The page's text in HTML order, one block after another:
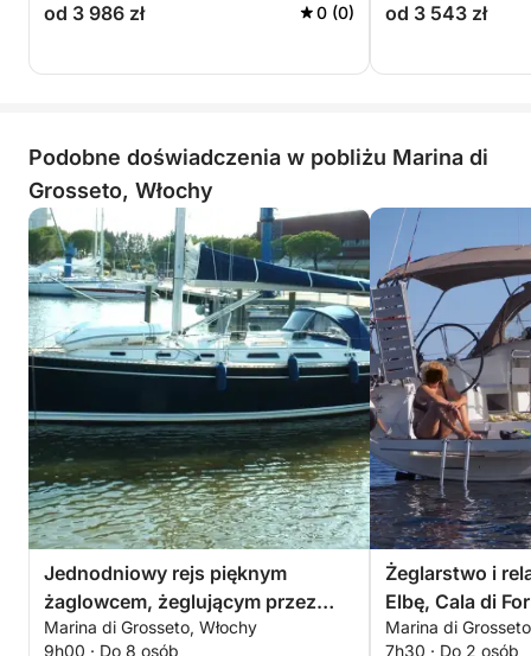
od 3 986 zł 0 (0) od 3 543 zł
Podobne doświadczenia w pobliżu Marina di
Grosseto, Włochy
Jednodniowy rejs pięknym
żaglowcem, żeglującym przez
serce toskańskiego archipelagu.
Marina di Grosseto, Włochy
9h00 · Do 8 osób
Żeglarstwo i
Elbę, Cala di
Czterech gości.
Marina di
7h30 · Do 2 osób